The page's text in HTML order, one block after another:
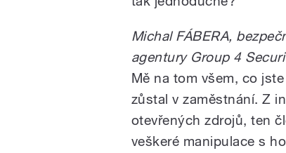
Michal FÁBERA,
agentury Group 4
Mě na tom všem, co
zůstal v zaměstnání. Z
otevřených zdrojů, ten
veškeré manipulace s